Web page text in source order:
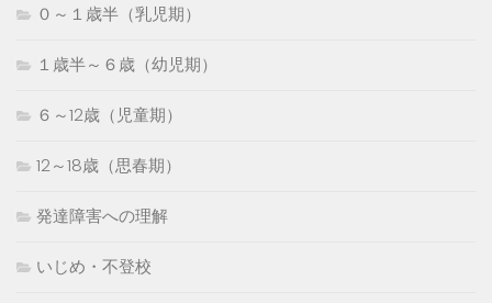
０～１歳半（乳児期）
１歳半～６歳（幼児期）
６～12歳（児童期）
12～18歳（思春期）
発達障害への理解
いじめ・不登校